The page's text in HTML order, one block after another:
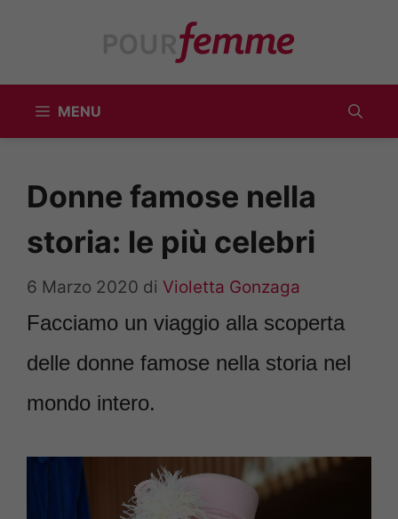
MENU
Donne famose nella
storia: le più celebri
6 Marzo 2020 di Violetta Gonzaga
Facciamo un viaggio alla scoperta
delle donne famose nella storia nel
mondo intero.